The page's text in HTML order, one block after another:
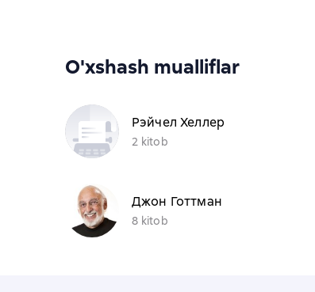
O'xshash mualliflar
Рэйчел Хеллер
2 kitob
Джон Готтман
8 kitob